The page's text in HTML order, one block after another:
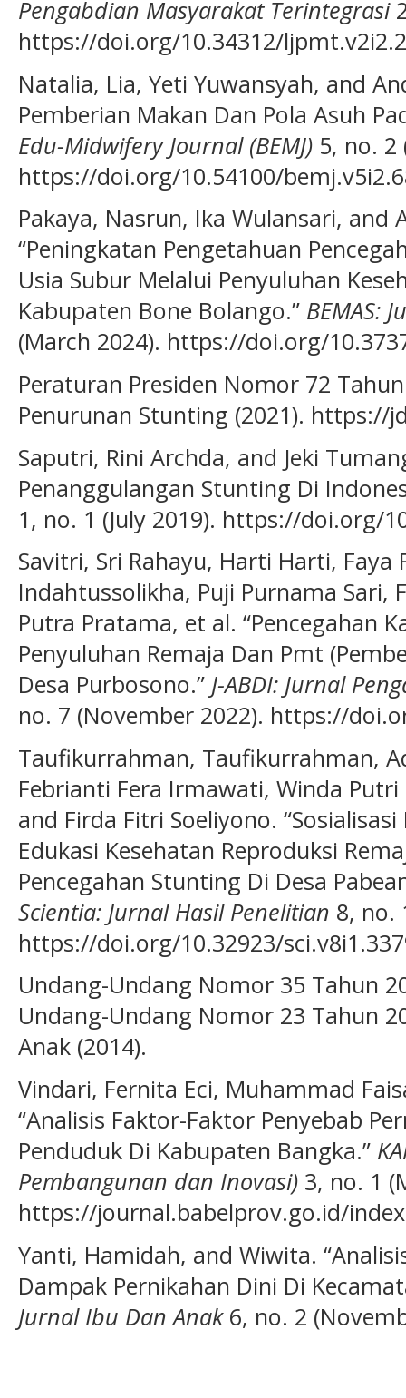
Pengabdian Masyarakat Terintegrasi
https://doi.org/10.34312/
Natalia, Lia, Yeti Yuwansyah, and
Pemberian Makan Dan Pola Asuh
Edu-Midwifery Journal (BEMJ) 5, no. 2
https://doi.org/10.54100/
Pakaya, Nasrun, Ika Wulansari, and
“Peningkatan Pengetahuan
Usia Subur Melalui Penyuluhan
Kabupaten Bone Bolango.” BEMAS:
(March 2024). https://doi.org/
Peraturan Presiden Nomor 72
Penurunan Stunting (2021). https://
Saputri, Rini Archda, and Jeki
Penanggulangan Stunting Di
1, no. 1 (July 2019). https://doi.org/
Savitri, Sri Rahayu, Harti Harti,
Indahtussolikha, Puji Purnama Sari,
Putra Pratama, et al. “Pencegahan
Penyuluhan Remaja Dan Pmt
Desa Purbosono.” J-ABDI: Jurnal
no. 7 (November 2022). https://
Taufikurrahman, Taufikurrahman,
Febrianti Fera Irmawati, Winda
and Firda Fitri Soeliyono.
Edukasi Kesehatan Reproduksi
Pencegahan Stunting Di Desa
Scientia: Jurnal Hasil Penelitian 8, no.
https://doi.org/10.32923/
Undang-Undang Nomor 35 Tahun
Undang-Undang Nomor 23 Tahun
Anak (2014).
Vindari, Fernita Eci, Muhammad
“Analisis Faktor-Faktor Penyebab
Penduduk Di Kabupaten Bangka.”
Pembangunan dan Inovasi) 3, no. 1
https://journal.babelprov.go.id/
Yanti, Hamidah, and Wiwita.
Dampak Pernikahan Dini Di
Jurnal Ibu Dan Anak6, no. 2